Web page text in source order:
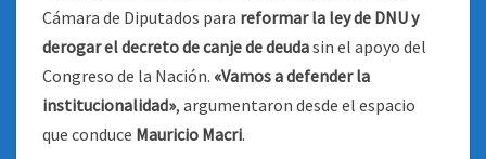
Cámara de Diputados para reformar la ley de DNU y
derogar el decreto de canje de deudasin el apoyo del
Congreso de la Nación. «Vamos a defender la
institucionalidad», argumentaron desde el espacio
que conduce Mauricio Macri.